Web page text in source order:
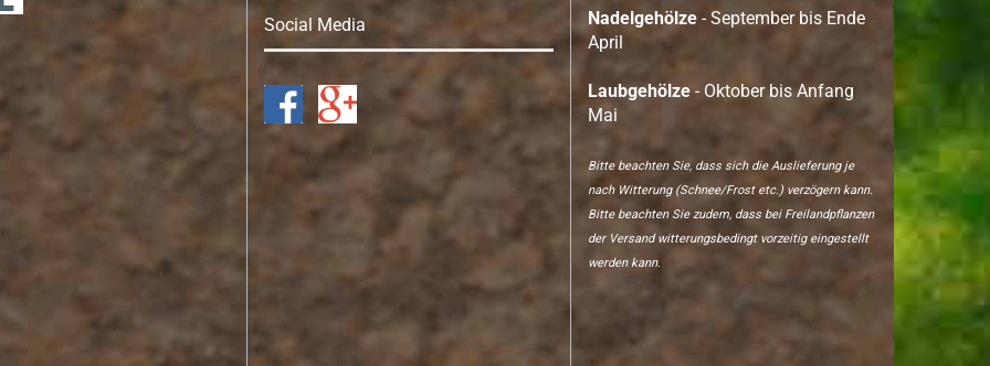
Social Media Nadelgehölze - September bis Ende
April
Laubgehölze - Oktober bis Anfang
Mai
Bitte beachten Sie, dass sich die Auslieferung je
nach Witterung (Schnee/Frost etc.) verzögern kann.
Bitte beachten Sie zudem, dass bei Freilandpflanzen
der Versand witterungsbedingt vorzeitig eingestellt
werden kann.